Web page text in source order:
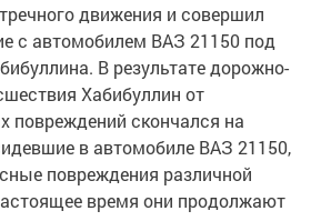
движения и совершил
с автомобилем ВАЗ 21150 под
В результате дорожно-
Хабибуллин от
повреждений скончался на
в автомобиле ВАЗ 21150,
повреждения различной
время они продолжают